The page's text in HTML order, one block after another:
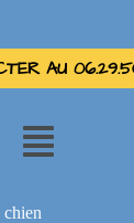
AU
chien